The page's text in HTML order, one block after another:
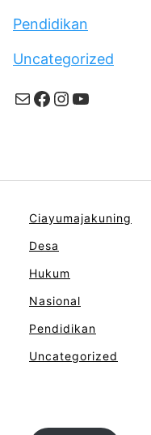
Pendidikan
Uncategorized
MailFacebook
Instagram
YouTube
Ciayumajakuning
Desa
Hukum
Nasional
Pendidikan
Uncategorized